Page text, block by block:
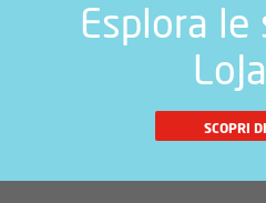
Esplora le
SCOPRI